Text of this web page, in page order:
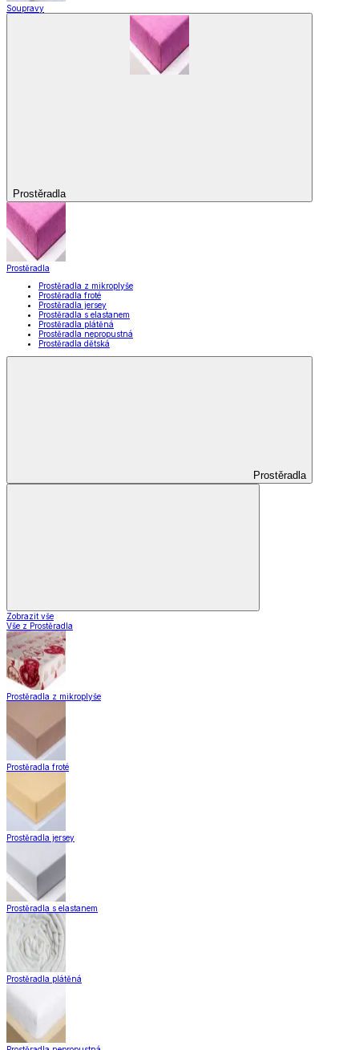
Soupravy
Prostěradla
Prostěradla
Prostěradla z mikroplyše
Prostěradla froté
Prostěradla jersey
Prostěradla s elastanem
Prostěradla plátěná
Prostěradla nepropustná
Prostěradla dětská
Prostěradla
Zobrazit vše
Vše z Prostěradla
Prostěradla z mikroplyše
Prostěradla froté
Prostěradla jersey
Prostěradla s elastanem
Prostěradla plátěná